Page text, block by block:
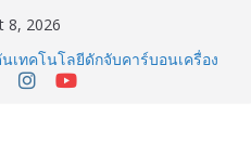
8, 2026
เทคโนโลยีดักจับคาร์บอนเครื่อง
กรรมปูนซีเมนต์สู่ Net Zero 2050